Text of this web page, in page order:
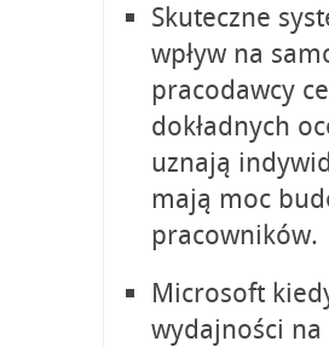
Skuteczne
wpływ na
pracodawcy
dokładnych
uznają
mają moc
pracowników.
Microsoft
wydajności na